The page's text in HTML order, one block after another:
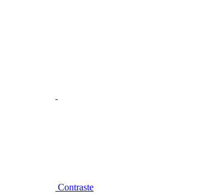
Contraste